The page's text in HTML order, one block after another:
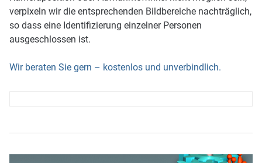
verpixeln wir die entsprechenden Bildbereiche nachträglich,
so dass eine Identifizierung einzelner Personen
ausgeschlossen ist.
Wir beraten Sie gern – kostenlos und unverbindlich.